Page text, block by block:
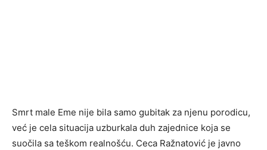
Smrt male Eme nije bila samo gubitak za njenu porodicu,
već je cela situacija uzburkala duh zajednice koja se
suočila sa teškom realnošću. Ceca Ražnatović je javno